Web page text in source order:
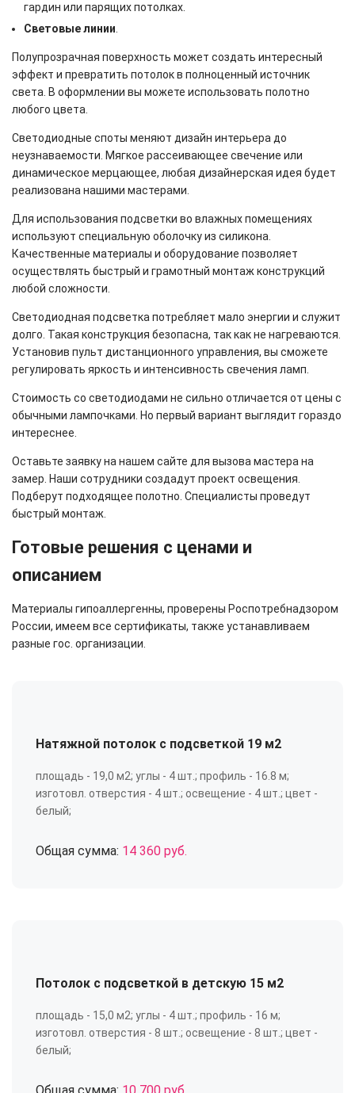
гардин или парящих потолках.
Световые линии
Полупрозрачная поверхность может создать интересный
эффект и превратить потолок в полноценный источник
света. В оформлении вы можете использовать полотно
любого цвета.
Светодиодные споты меняют дизайн интерьера до
неузнаваемости. Мягкое рассеивающее свечение или
динамическое мерцающее, любая дизайнерская идея будет
реализована нашими мастерами.
Для использования подсветки во влажных помещениях
используют специальную оболочку из силикона.
Качественные материалы и оборудование позволяет
осуществлять быстрый и грамотный монтаж конструкций
любой сложности.
Светодиодная подсветка потребляет мало энергии и служит
долго. Такая конструкция безопасна, так как не нагреваются.
Установив пульт дистанционного управления, вы сможете
регулировать яркость и интенсивность свечения ламп.
Стоимость со светодиодами не сильно отличается от цены с
обычными лампочками. Но первый вариант выглядит гораздо
интереснее.
Оставьте заявку на нашем сайте для вызова мастера на
замер. Наши сотрудники создадут проект освещения.
Подберут подходящее полотно. Специалисты проведут
быстрый монтаж.
Готовые решения с ценами и
описанием
Материалы гипоаллергенны, проверены Роспотребнадзором
России, имеем все сертификаты, также устанавливаем
разные гос. организации.
Натяжной потолок с подсветкой 19 м2
площадь - 19,0 м2; углы - 4 шт.; профиль - 16.8 м;
изготовл. отверстия - 4 шт.; освещение - 4 шт.; цвет -
белый;
Общая сумма: 14 360 руб.
Потолок с подсветкой в детскую 15 м2
площадь - 15,0 м2; углы - 4 шт.; профиль - 16 м;
изготовл. отверстия - 8 шт.; освещение - 8 шт.; цвет -
белый;